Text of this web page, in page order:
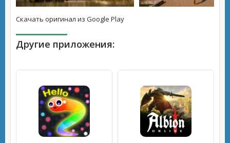
Скачать оригинал из Google Play
Другие приложения: